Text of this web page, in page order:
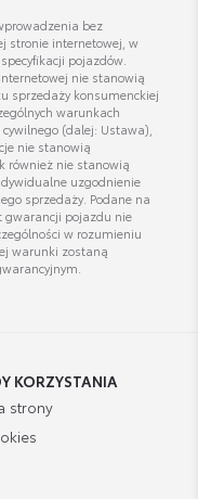
L
Zobacz szczegóły
XL
Zobacz szczegóły
Alpine
Zobacz szczegóły
bez
stronie internetowej, w
pojazdów.
nie stanowią
sprzedaży konsumenckiej
warunkach
(dalej: Ustawa),
nie stanowią
również nie stanowią
uzgodnienie
sprzedaży. Podane na
gwarancji pojazdu nie
w rozumieniu
warunki zostaną
KORZYSTANIA
strony